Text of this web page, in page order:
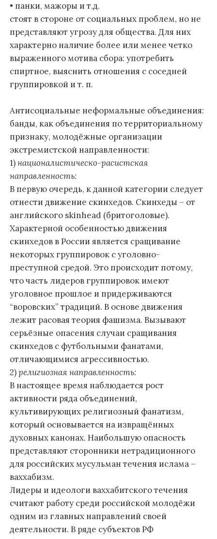
• панки, мажоры и т.д.
стоят в стороне от социальных проблем, но не
представляют угрозу для общества. Для них
характерно наличие более или менее четко
выраженного мотива сбора: употребить
спиртное, выяснить отношения с соседней
группировкой и т. п.
Антисоциальные неформальные объединения:
банды, как объединения по территориальному
признаку, молодёжные организации
экстремистской направленности:
1)националистическо-расистская
направленность:
В первую очередь, к данной категории следует
отнести движение скинхедов. Скинхеды – от
английского skinhead (бритоголовые).
Характерной особенностью движения
скинхедов в России является сращивание
некоторых группировок с уголовно-
преступной средой. Это происходит потому,
что часть лидеров группировок имеют
уголовное прошлое и придерживаются
“воровских” традиций. В основе движения
лежит расовая теория фашизма. Вызывают
серьёзные опасения случаи сращивания
скинхедов с футбольными фанатами,
отличающимися агрессивностью.
2)религиозная направленность:
В настоящее время наблюдается рост
активности ряда объединений,
культивирующих религиозный фанатизм,
который основывается на извращённых
духовных канонах. Наибольшую опасность
представляют сторонники нетрадиционного
для российских мусульман течения ислама –
ваххабизм.
Лидеры и идеологи ваххабитского течения
считают работу среди российской молодёжи
одним из главных направлений своей
деятельности. В ряде субъектов РФ